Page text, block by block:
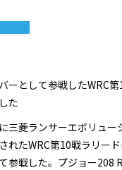
ーとして参戦したWRC
た
三菱ランサーエボリュー
れたWRC第10戦ラリー
参戦した。プジョー208